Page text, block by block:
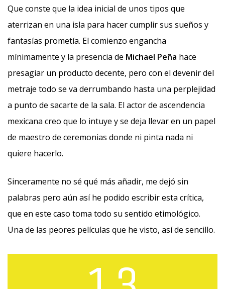
Que conste que la idea inicial de unos tipos que
aterrizan en una isla para hacer cumplir sus sueños y
fantasías prometía. El comienzo engancha
mínimamente y la presencia de Michael Peña hace
presagiar un producto decente, pero con el devenir del
metraje todo se va derrumbando hasta una perplejidad
a punto de sacarte de la sala. El actor de ascendencia
mexicana creo que lo intuye y se deja llevar en un papel
de maestro de ceremonias donde ni pinta nada ni
quiere hacerlo.
Sinceramente no sé qué más añadir, me dejó sin
palabras pero aún así he podido escribir esta crítica,
que en este caso toma todo su sentido etimológico.
Una de las peores películas que he visto, así de sencillo.